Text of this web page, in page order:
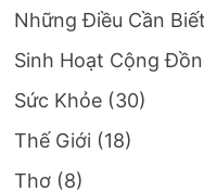
Những Điều Cần Biết
Sinh Hoạt Cộng
Sức Khỏe (30)
Thế Giới (18)
Thơ (8)